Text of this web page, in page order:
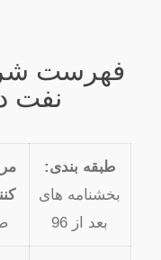
فهرست
نفت در
طبقه بندی:
بخشنامه های
بعد از 96